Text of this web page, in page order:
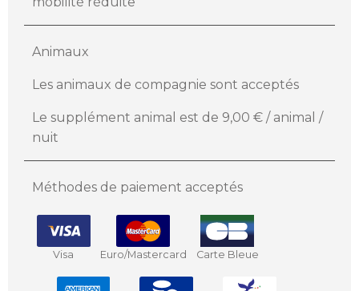
Animaux
Les animaux de compagnie sont acceptés
Le supplément animal est de 9,00 € / animal /
nuit
Méthodes de paiement acceptés
Visa Euro/Mastercard Carte Bleue